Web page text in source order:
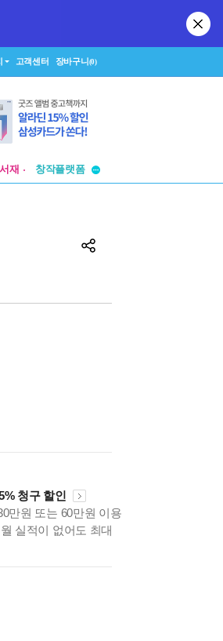
고객센터 장바구니(0)
서재
창작플랫폼
청구 할인
만원 또는 60만원 이용
실적이 없어도 최대